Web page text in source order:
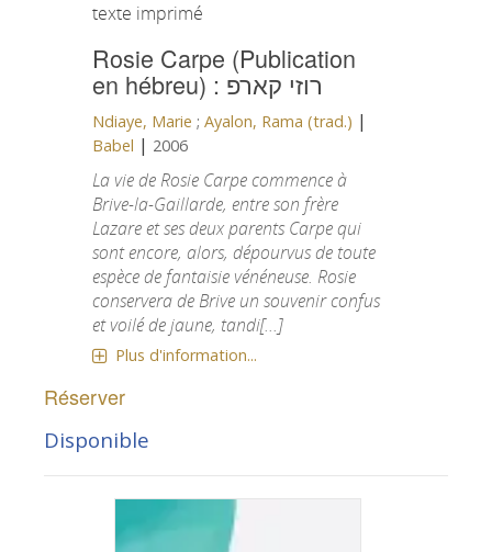
texte imprimé
Rosie Carpe (Publication
en hébreu) : רוזי קארפ
Ndiaye, Marie ;Ayalon, Rama (trad.) |
Babel | 2006
La vie de Rosie Carpe commence à
Brive-la-Gaillarde, entre son frère
Lazare et ses deux parents Carpe qui
sont encore, alors, dépourvus de toute
espèce de fantaisie vénéneuse. Rosie
conservera de Brive un souvenir confus
et voilé de jaune, tandi[...]
Plus d'information...
Réserver
Disponible